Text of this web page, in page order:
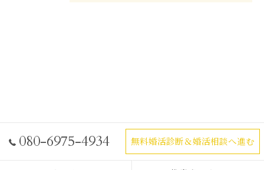
080-6975-4934 無料婚活診断＆婚活相談へ進む